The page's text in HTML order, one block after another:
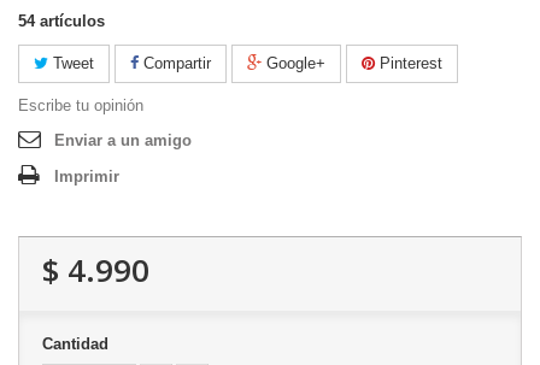
54 artículos
Tweet Compartir Google+ Pinterest
Escribe tu opinión
Enviar a un amigo
Imprimir
$ 4.990
Cantidad